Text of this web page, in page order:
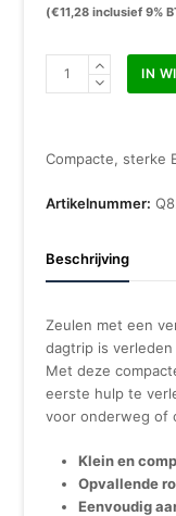
(€11,28 inclusief 9%
IN
Compacte, sterke
Artikelnummer:
Beschrijving
Zeulen met een
dagtrip is
Met deze
eerste hulp te
voor onderweg of
Klein en
Opvallende
Eenvoudig